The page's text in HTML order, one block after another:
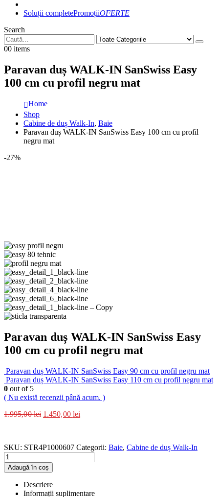
Soluții completePromoțiiOFERTE
Search
00 items
Paravan duș WALK-IN SanSwiss Easy
100 cm cu profil negru mat
Home
Shop
Cabine de duș Walk-In, Baie
Paravan duș WALK-IN SanSwiss Easy 100 cm cu profil
negru mat
-27%
Paravan duș WALK-IN SanSwiss Easy
100 cm cu profil negru mat
Paravan duș WALK-IN SanSwiss Easy 90 cm cu profil negru mat
Paravan duș WALK-IN SanSwiss Easy 110 cm cu profil negru mat
0 out of 5
( Nu există recenzii până acum. )
1.995,00lei 1.450,00 lei
SKU: STR4P1000607 Categorii: Baie, Cabine de duș Walk-In
Adaugă în coș
Descriere
Informații suplimentare